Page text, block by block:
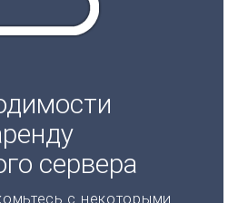
сервера
с некоторыми